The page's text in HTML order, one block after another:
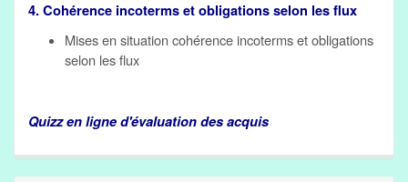
4. Cohérence incoterms et obligations selon les flux
Mises en situation cohérence incoterms et obligations
selon les flux
Quizz en ligne d'évaluation des acquis